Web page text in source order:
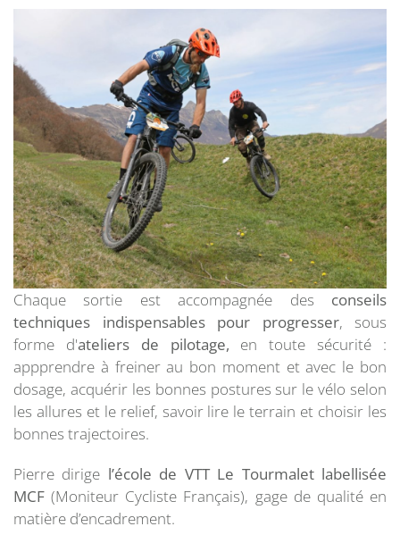
Chaque sortie est accompagnée des conseils
techniques indispensables pour progresser, sous
forme d'ateliers de pilotage, en toute sécurité :
appprendre à freiner au bon moment et avec le bon
dosage, acquérir les bonnes postures sur le vélo selon
les allures et le relief, savoir lire le terrain et choisir les
bonnes trajectoires.
Pierre dirige l’école de VTT Le Tourmalet labellisée
MCF (Moniteur Cycliste Français), gage de qualité en
matière d’encadrement.